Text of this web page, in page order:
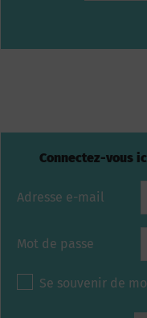
Connectez-vous
Adresse e-mail
Mot de passe
Se souvenir de